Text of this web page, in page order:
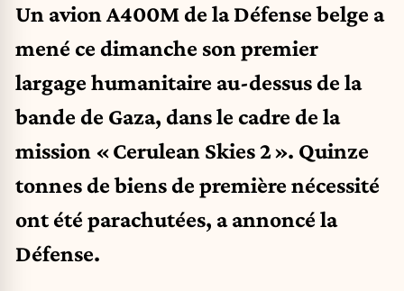
Un avion A400M de la Défense belge a
mené ce dimanche son premier
largage humanitaire au-dessus de la
bande de Gaza, dans le cadre de la
mission « Cerulean Skies 2 ». Quinze
tonnes de biens de première nécessité
ont été parachutées, a annoncé la
Défense.